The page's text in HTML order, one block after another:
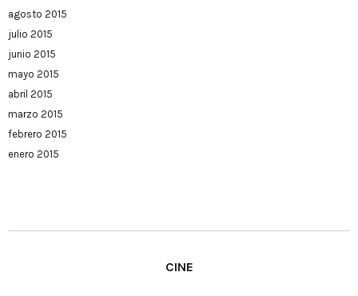
agosto 2015
julio 2015
junio 2015
mayo 2015
abril 2015
marzo 2015
febrero 2015
enero 2015
CINE